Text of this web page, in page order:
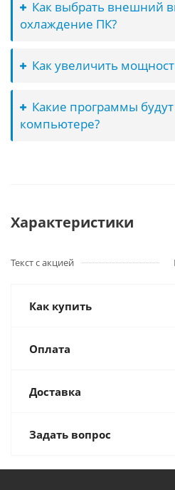
Как выбрать внешний
охлаждение ПК?
Как увеличить
Какие программы
компьютере?
Характеристики
Текст с акцией
Как купить
Оплата
Доставка
Задать вопрос